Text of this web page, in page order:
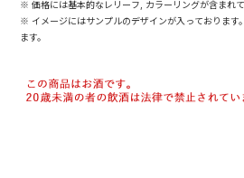
※ 価格には基本的なレリーフ, カラーリングが含まれて
※ イメージにはサンプルのデザインが入っております
ます。